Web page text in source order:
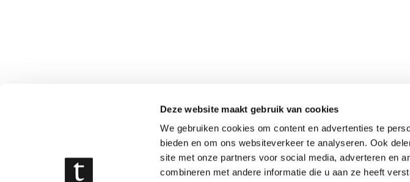
Deze website maakt gebruik van cookies
We gebruiken cookies om content en advertenties te
bieden en om ons websiteverkeer te analyseren. Ook
site met onze partners voor social media, adverteren en
combineren met andere informatie die u aan ze heeft